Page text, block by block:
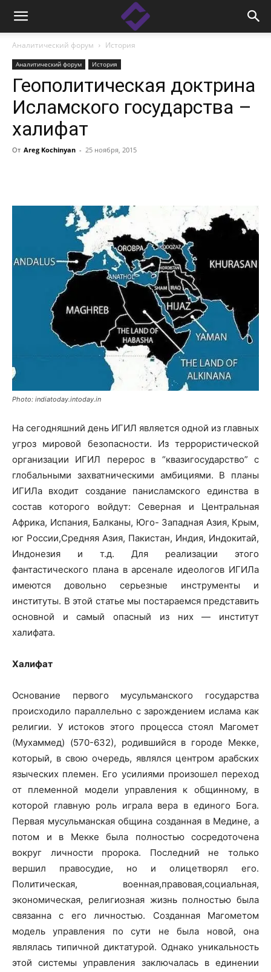
Аналитический форум История
Аналитический форум История
Геополитическая доктрина
Исламского государства –
халифат
От Areg Kochinyan - 25 ноября, 2015
Photo: indiatoday.intoday.in
На сегодняшний день ИГИЛ является одной из главных
угроз мировой безопасности. Из террористической
организации ИГИЛ перерос в “квазигосударство” с
глобальными захватническими амбициями. В планы
ИГИЛа входит создание панисламского единства в
состав которого войдут: Северная и Центральная
Африка, Испания, Балканы, Юго- Западная Азия, Крым,
юг России,Средняя Азия, Пакистан, Индия, Индокитай,
Индонезия и т.д. Для реализации этого
фантастического плана в арсенале идеологов ИГИЛа
имеются довольно серьезные инструменты и
институты. В этой статье мы постараемся представить
основной и самый опасный из них — институт
халифата.
Халифат
Основание первого мусульманского государства
происходило параллельно с зарождением ислама как
религии. У истоков этого процесса стоял Магомет
(Мухаммед) (570-632), родившийся в городе Мекке,
который, в свою очередь, являлся центром арабских
языческих племен. Его усилиями произошел переход
от племенной модели управления к общинному, в
которой главную роль играла вера в единого Бога.
Первая мусульманская община созданная в Медине, а
потом и в Мекке была полностью сосредоточена
вокруг личности пророка. Последний не только
вершил правосудие, но и олицетворял его.
Политическая, военная,правовая,социальная,
экономическая, религиозная жизнь полностью была
связанна с его личностью. Созданная Магометом
модель управления по сути не была новой, она
являлась типичной диктатурой. Однако уникальность
этой системы управления заключалась в единении